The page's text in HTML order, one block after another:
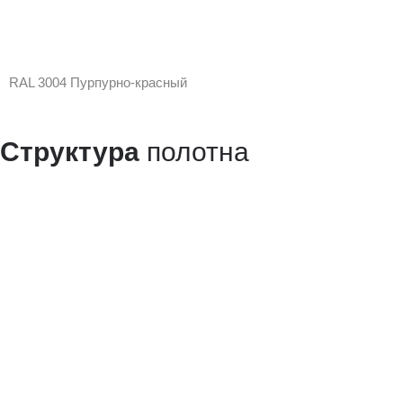
RAL 3004 Пурпурно-красный
Структура полотна